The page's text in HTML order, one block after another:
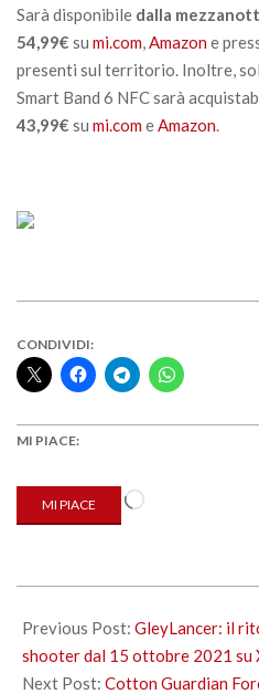
Sarà disponibile dalla
54,99€ su mi.com,Amazone
presenti sul territorio. Inoltre,
Smart Band 6 NFC sarà
43,99€ su mi.comeAmazon.
CONDIVIDI:
MI PIACE:
MI PIACE
Caricamento
10-
13
Previous Post: GleyLancer: il
shooter dal 15 ottobre 2021 su
Next Post: Cotton Guardian